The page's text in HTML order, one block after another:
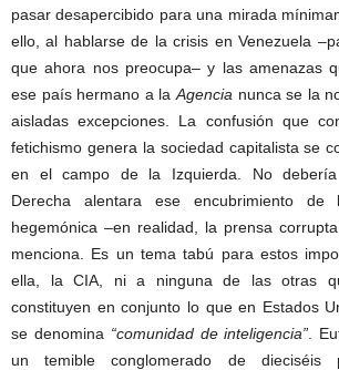
pasar desapercibido para una mirada
ello, al hablarse de la crisis en Venezuela
que ahora nos preocupa– y las amenazas
ese país hermano a la Agencia nunca se la
aisladas excepciones. La confusión que
fetichismo genera la sociedad capitalista se
en el campo de la Izquierda. No
Derecha alentara ese encubrimiento
hegemónica –en realidad, la prensa
menciona. Es un tema tabú para estos
ella, la CIA, ni a ninguna de las otras
constituyen en conjunto lo que en Estados
se denomina “comunidad de inteligencia” .
un temible conglomerado de dieciséis